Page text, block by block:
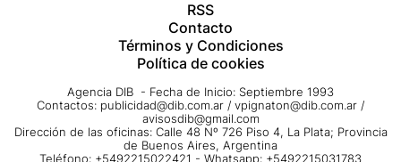
RSS
Contacto
Términos y Condiciones
Política de cookies
Agencia DIB - Fecha de Inicio: Septiembre 1993
Contactos: publicidad@dib.com.ar / vpignaton@dib.com.ar /
avisosdib@gmail.com
Dirección de las oficinas: Calle 48 Nº 726 Piso 4, La Plata; Provincia
de Buenos Aires, Argentina
Teléfono: +5492215022421 - Whatsapp: +5492215031783